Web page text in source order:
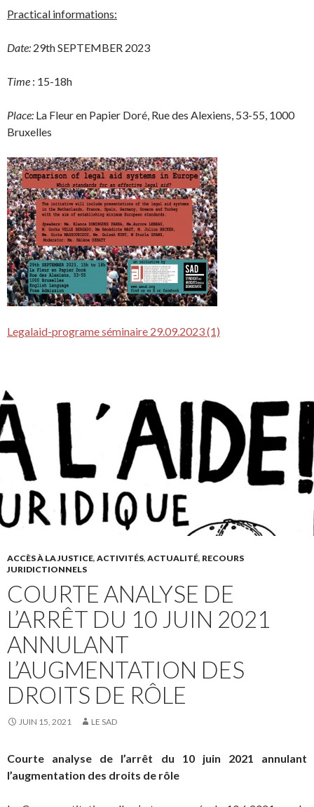
Practical informations:
Date: 29th SEPTEMBER 2023
Time : 15-18h
Place: La Fleur en Papier Doré, Rue des Alexiens, 53-55, 1000
Bruxelles
Legalaid-programe séminaire 29.09.2023 (1)
ACCÈS À LA JUSTICE, ACTIVITÉS, ACTUALITÉ, RECOURS
JURIDICTIONNELS
COURTE ANALYSE DE
L’ARRÊT DU 10 JUIN 2021
ANNULANT
L’AUGMENTATION DES
DROITS DE RÔLE
JUIN 15, 2021 LE SAD
Courte analyse de l’arrêt du 10 juin 2021 annulant
l’augmentation des droits de rôle